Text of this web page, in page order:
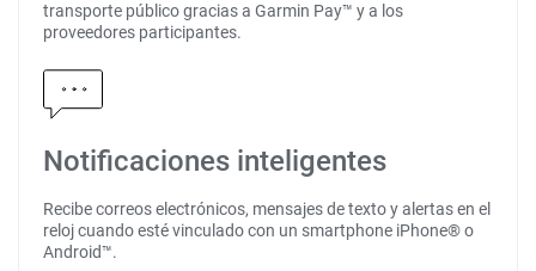
transporte público gracias a Garmin Pay™ y a los
proveedores participantes.
Notificaciones inteligentes
Recibe correos electrónicos, mensajes de texto y alertas en el
reloj cuando esté vinculado con un smartphone iPhone® o
Android™.